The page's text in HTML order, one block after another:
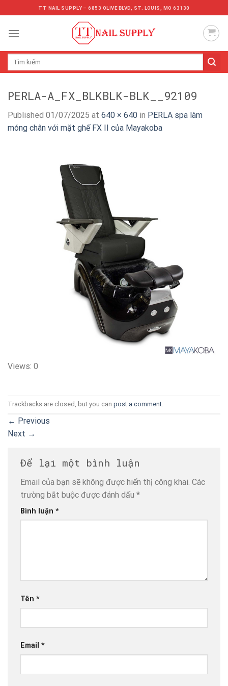
to
content
TT NAIL SUPPLY – 6853 OLIVE BLVD, ST. LOUIS, MO 63130
Tìm
PERLA-A_FX_BLKBLK-BLK__92109
Published 01/07/2025 at 640 × 640 in PERLA spa làm
móng chân với mặt ghế FX II của Mayakoba
Views: 0
Trackbacks are closed, but you can post a comment.
← Previous
Next →
Để lại một bình luận
Email của bạn sẽ không được hiển thị công khai. Các
trường bắt buộc được đánh dấu *
Bình luận *
Tên *
Email *